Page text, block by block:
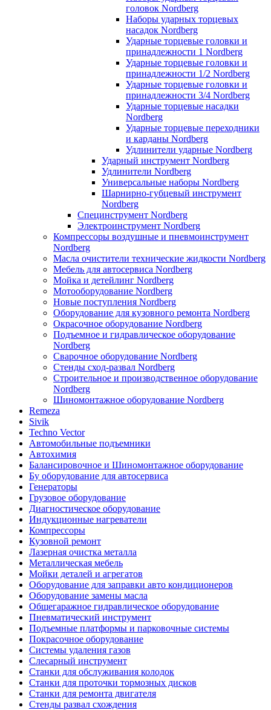
головок Nordberg
Наборы ударных торцевых
насадок Nordberg
Ударные торцевые головки и
принадлежности 1 Nordberg
Ударные торцевые головки и
принадлежности 1/2 Nordberg
Ударные торцевые головки и
принадлежности 3/4 Nordberg
Ударные торцевые насадки
Nordberg
Ударные торцевые переходники
и карданы Nordberg
Удлинители ударные Nordberg
Ударный инструмент Nordberg
Удлинители Nordberg
Универсальные наборы Nordberg
Шарнирно-губцевый инструмент
Nordberg
Специнструмент Nordberg
Электроинструмент Nordberg
Компрессоры воздушные и пневмоинструмент
Nordberg
Масла очистители технические жидкости Nordberg
Мебель для автосервиса Nordberg
Мойка и детейлинг Nordberg
Мотооборудование Nordberg
Новые поступления Nordberg
Оборудование для кузовного ремонта Nordberg
Окрасочное оборудование Nordberg
Подъемное и гидравлическое оборудование
Nordberg
Сварочное оборудование Nordberg
Стенды сход-развал Nordberg
Строительное и производственное оборудование
Nordberg
Шиномонтажное оборудование Nordberg
Remeza
Sivik
Techno Vector
Автомобильные подъемники
Автохимия
Балансировочное и Шиномонтажное оборудование
Бу оборудование для автосервиса
Генераторы
Грузовое оборудование
Диагностическое оборудование
Индукционные нагреватели
Компрессоры
Кузовной ремонт
Лазерная очистка металла
Металлическая мебель
Мойки деталей и агрегатов
Оборудование для заправки авто кондиционеров
Оборудование замены масла
Общегаражное гидравлическое оборудование
Пневматический инструмент
Подъемные платформы и парковочные системы
Покрасочное оборудование
Системы удаления газов
Слесарный инструмент
Станки для обслуживания колодок
Станки для проточки тормозных дисков
Станки для ремонта двигателя
Стенды развал схождения